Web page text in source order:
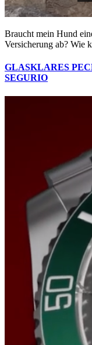
Braucht mein Hund
Versicherung ab? Wie
GLASKLARES
SEGURIO